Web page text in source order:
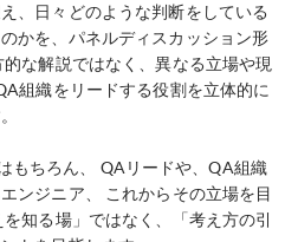
、日々どのような判断をしている
かを、パネルディスカッション形
な解説ではなく、異なる立場や現
組織をリードする役割を立体的に
もちろん、 QAリードや、QA組織
ンジニア、 これからその立場を目
知る場」ではなく、「考え方の引